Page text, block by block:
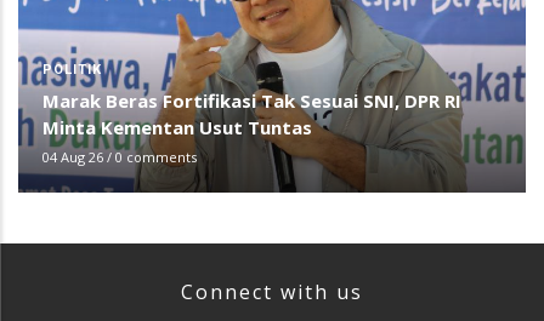
POLITIK
Marak Beras Fortifikasi Tak Sesuai SNI, DPR RI
Minta Kementan Usut Tuntas
04 Aug 26 / 0 comments
Connect with us